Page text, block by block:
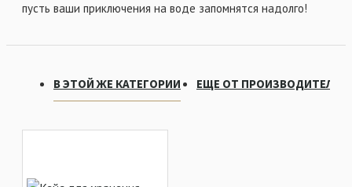
пусть ваши приключения на воде запомнятся надолго!
В ЭТОЙ ЖЕ КАТЕГОРИИ ЕЩЕ ОТ ПРОИЗВОДИТЕЛЯ